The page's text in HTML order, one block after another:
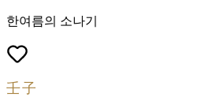
한여름의 소나기
壬子